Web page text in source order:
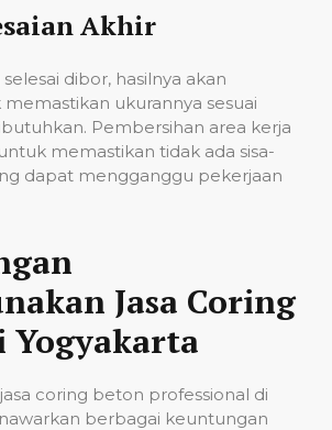
Akhir
dibor, hasilnya akan
ukurannya sesuai
Pembersihan area kerja
memastikan tidak ada sisa-
dapat mengganggu pekerjaan
Jasa Coring
Yogyakarta
coring beton professional di
berbagai keuntungan